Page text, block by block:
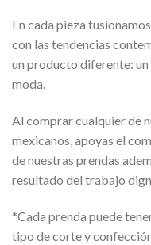
En cada pieza
con las tendencias
un producto diferente:
moda.
Al comprar cualquier de
mexicanos, apoyas el
de nuestras prendas
resultado del trabajo
*Cada prenda puede
tipo de corte y